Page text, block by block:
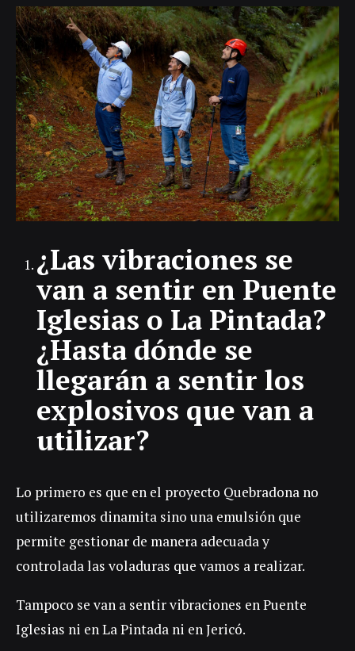
voladuras que vamos a realizar. Tampoco
se van a sentir vibraciones en Puente
Iglesias ni en La Pintada ni en Jericó. Esto lo
sabemos porque realizamos una
modelación...
¿Las vibraciones se
van a sentir en Puente
Iglesias o La Pintada?
¿Hasta dónde se
llegarán a sentir los
explosivos que van a
utilizar?
Lo primero es que en el proyecto Quebradona no
utilizaremos dinamita sino una emulsión que
permite gestionar de manera adecuada y
controlada las voladuras que vamos a realizar.
Tampoco se van a sentir vibraciones en Puente
Iglesias ni en La Pintada ni en Jericó.